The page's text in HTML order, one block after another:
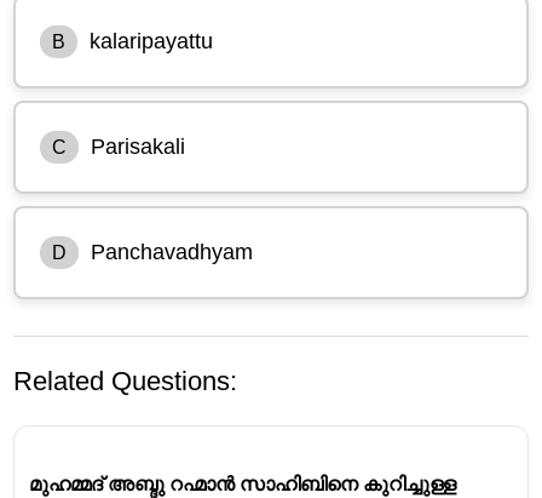
B kalaripayattu
C Parisakali
D Panchavadhyam
Related Questions:
മുഹമ്മദ് അബ്ദു റഹ്മാൻ സാഹിബിനെ കുറിച്ചുള്ള